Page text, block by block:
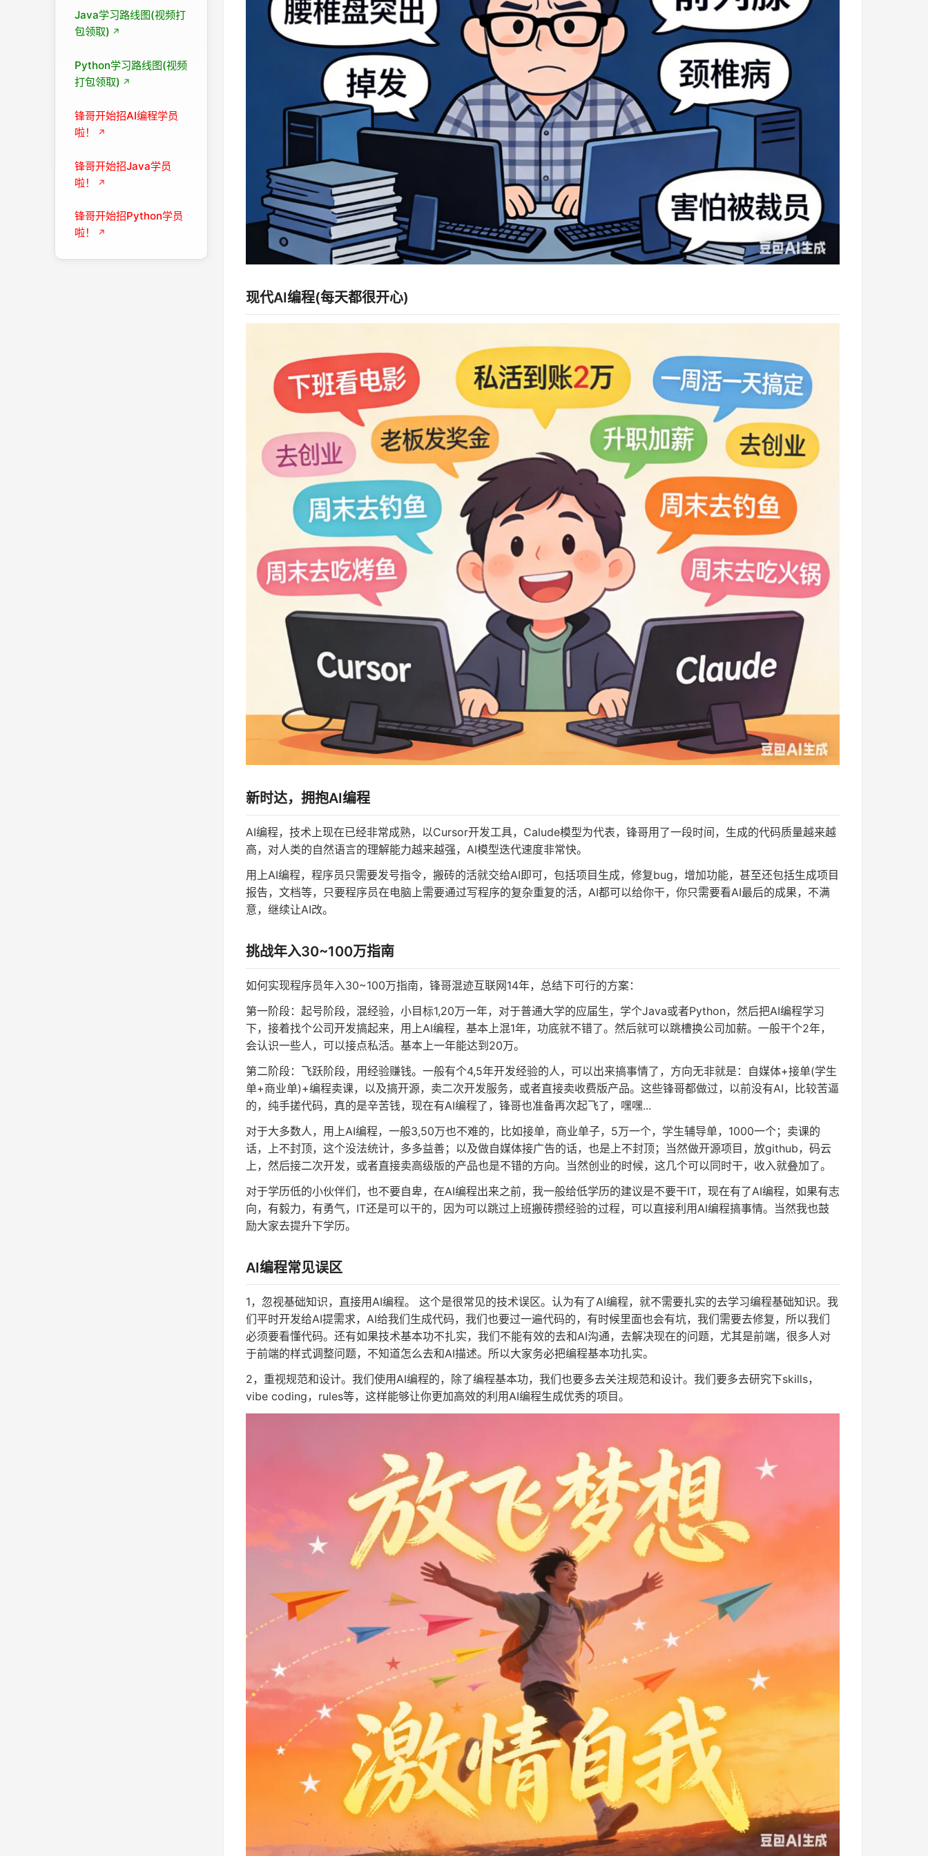
Java学习路线图(视频打
包领取)
Python学习路线图(视频
打包领取)
锋哥开始招AI编程学员
啦！
锋哥开始招Java学员
啦！
锋哥开始招Python学员
啦！
现代AI编程(每天都很开心)
新时达，拥抱AI编程
AI编程，技术上现在已经非常成熟，以Cursor开发工具，Calude模型为代表，锋哥用了一段时间，生成的代码质量越来越
高，对人类的自然语言的理解能力越来越强，AI模型迭代速度非常快。
用上AI编程，程序员只需要发号指令，搬砖的活就交给AI即可，包括项目生成，修复bug，增加功能，甚至还包括生成项目
报告，文档等，只要程序员在电脑上需要通过写程序的复杂重复的活，AI都可以给你干，你只需要看AI最后的成果，不满
意，继续让AI改。
挑战年入30~100万指南
如何实现程序员年入30~100万指南，锋哥混迹互联网14年，总结下可行的方案：
第一阶段：起号阶段，混经验，小目标1,20万一年，对于普通大学的应届生，学个Java或者Python，然后把AI编程学习
下，接着找个公司开发搞起来，用上AI编程，基本上混1年，功底就不错了。然后就可以跳槽换公司加薪。一般干个2年，
会认识一些人，可以接点私活。基本上一年能达到20万。
第二阶段：飞跃阶段，用经验赚钱。一般有个4,5年开发经验的人，可以出来搞事情了，方向无非就是：自媒体+接单(学生
单+商业单)+编程卖课，以及搞开源，卖二次开发服务，或者直接卖收费版产品。这些锋哥都做过，以前没有AI，比较苦逼
的，纯手搓代码，真的是辛苦钱，现在有AI编程了，锋哥也准备再次起飞了，嘿嘿...
对于大多数人，用上AI编程，一般3,50万也不难的，比如接单，商业单子，5万一个，学生辅导单，1000一个；卖课的
话，上不封顶，这个没法统计，多多益善；以及做自媒体接广告的话，也是上不封顶；当然做开源项目，放github，码云
上，然后接二次开发，或者直接卖高级版的产品也是不错的方向。当然创业的时候，这几个可以同时干，收入就叠加了。
对于学历低的小伙伴们，也不要自卑，在AI编程出来之前，我一般给低学历的建议是不要干IT，现在有了AI编程，如果有志
向，有毅力，有勇气，IT还是可以干的，因为可以跳过上班搬砖攒经验的过程，可以直接利用AI编程搞事情。当然我也鼓
励大家去提升下学历。
AI编程常见误区
1，忽视基础知识，直接用AI编程。 这个是很常见的技术误区。认为有了AI编程，就不需要扎实的去学习编程基础知识。我
们平时开发给AI提需求，AI给我们生成代码，我们也要过一遍代码的，有时候里面也会有坑，我们需要去修复，所以我们
必须要看懂代码。还有如果技术基本功不扎实，我们不能有效的去和AI沟通，去解决现在的问题，尤其是前端，很多人对
于前端的样式调整问题，不知道怎么去和AI描述。所以大家务必把编程基本功扎实。
2，重视规范和设计。我们使用AI编程的，除了编程基本功，我们也要多去关注规范和设计。我们要多去研究下skills，
vibe coding，rules等，这样能够让你更加高效的利用AI编程生成优秀的项目。